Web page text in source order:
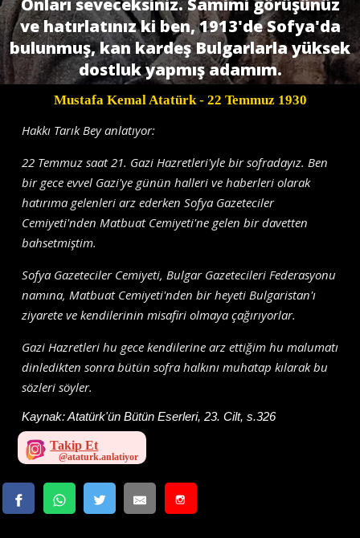
ve hatırlatınız ki ben, 1913'de Sofya'da
bulunmuş, kan kardeş Bulgarlarla yüksek
dostluk yapmış adamım.
Mustafa Kemal Atatürk- 22 Temmuz 1930
Hakkı Tarık Bey anlatıyor:
22 Temmuz saat 21. Gazi Hazretleri'yle bir sofradayız. Ben
bir gece evvel Gazi'ye günün halleri ve haberleri olarak
hatırıma gelenleri arz ederken Sofya Gazeteciler
Cemiyeti'nden Matbuat Cemiyeti'ne gelen bir davetten
bahsetmiştim.
Sofya Gazeteciler Cemiyeti, Bulgar Gazetecileri Federasyonu
namına, Matbuat Cemiyeti'nden bir heyeti Bulgaristan'ı
ziyarete ve kendilerinin misafiri olmaya çağırıyorlar.
Gazi Hazretleri hu gece kendilerine arz ettiğim hu malumatı
dinledikten sonra bütün sofra halkını muhatap kılarak bu
sözleri söyler.
Kaynak:Atatürk'ün Bütün Eserleri, 23. Cilt, s.326
Takip Et